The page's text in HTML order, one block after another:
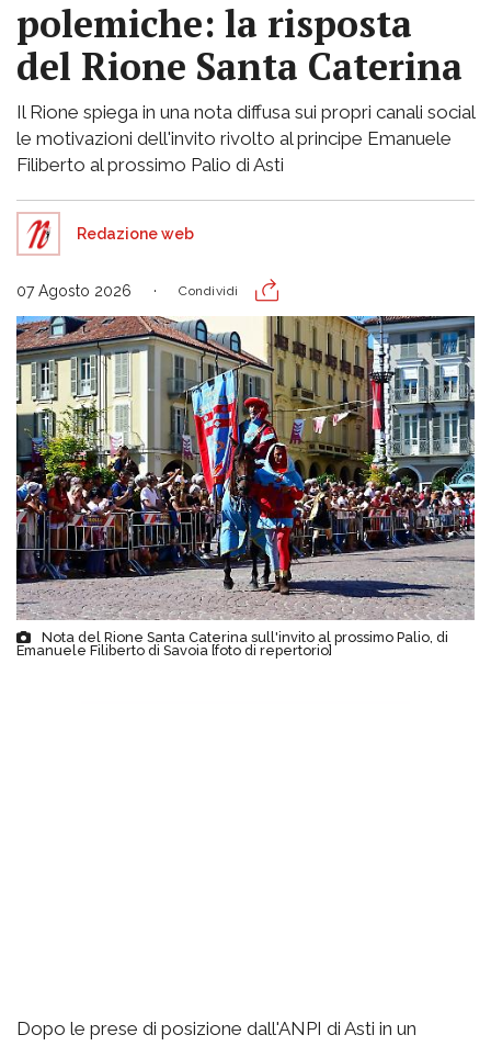
polemiche: la risposta
del Rione Santa Caterina
Il Rione spiega in una nota diffusa sui propri canali social
le motivazioni dell'invito rivolto al principe Emanuele
Filiberto al prossimo Palio di Asti
Redazione web
07 Agosto 2026 Condividi
Nota del Rione Santa Caterina sull'invito al prossimo Palio, di
Emanuele Filiberto di Savoia [foto di repertorio]
Dopo le prese di posizione dall'ANPI di Asti in un